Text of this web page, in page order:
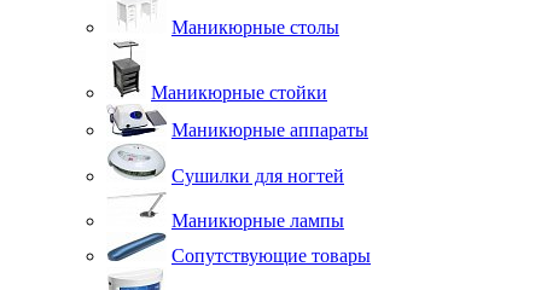
Маникюрные столы
Маникюрные стойки
Маникюрные аппараты
Сушилки для ногтей
Маникюрные лампы
Сопутствующие товары